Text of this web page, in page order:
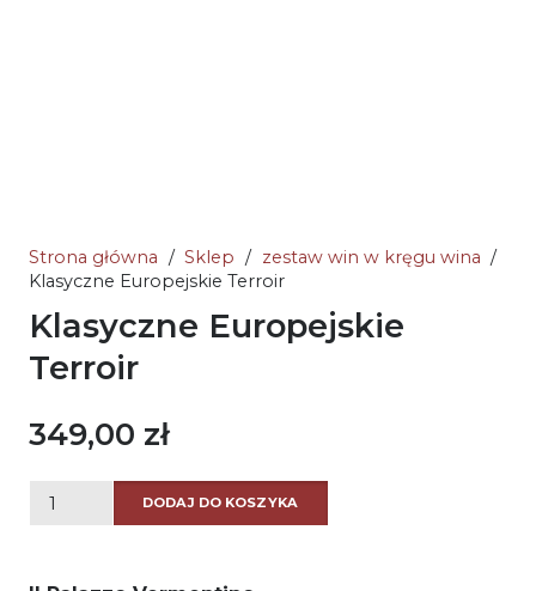
Strona główna / Sklep / zestaw win w kręgu wina /
Klasyczne Europejskie Terroir
Klasyczne Europejskie
Terroir
349,00 zł
ilość
Klasyczne
DODAJ DO KOSZYKA